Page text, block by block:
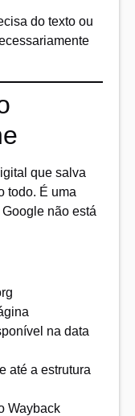
do texto ou
que salva
todo. É uma
não está
na data
até a estrutura
Wayback